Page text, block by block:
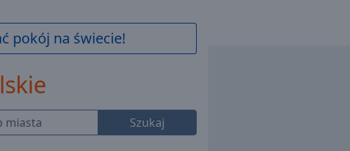
pokój na świecie!
Szukaj